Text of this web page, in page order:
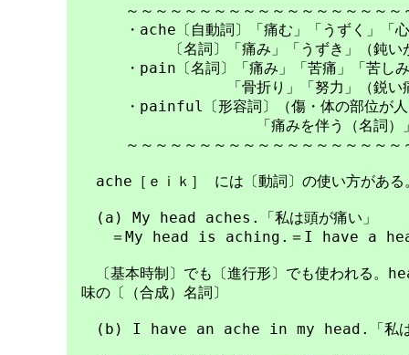
～～～～～～～～～～～～～～～～～～～
・ache〔自動詞〕「痛む」「うずく」「心
〔名詞〕「痛み」「うずき」（鈍いが
・pain〔名詞〕「痛み」「苦痛」「苦しみ
「骨折り」「努力」（鋭い痛
・painful〔形容詞〕（傷・体の部位が人に
「痛みを伴う（名詞）
～～～～～～～～～～～～～～～～～～～
ache［ｅｉｋ］ には〔動詞〕の使い方がある
(a) My head aches.「私は頭が痛い」
＝My head is aching.＝I have a
〔基本時制〕でも〔進行形〕でも使われる。
味の〔（合成）名詞〕
(b) I have an ache in my head.「私は